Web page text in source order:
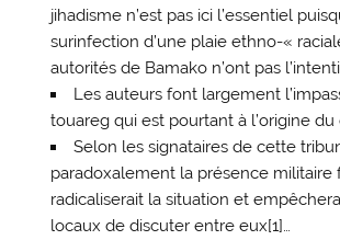
jihadisme n’est pas ici l’essentiel
surinfection d’une plaie ethno-«
autorités de Bamako n’ont pas
Les auteurs font largement
touareg qui est pourtant à l’origine du
Selon les signataires de cette
paradoxalement la présence militaire
radicaliserait la situation et
locaux de discuter entre eux[1]…